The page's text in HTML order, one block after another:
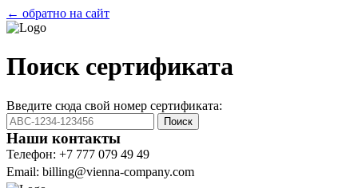
← обратно на сайт
Поиск сертификата
Введите сюда свой номер сертификата:
Поиск
Наши контакты
Телефон: +7 777 079 49 49
Email: billing@vienna-company.com